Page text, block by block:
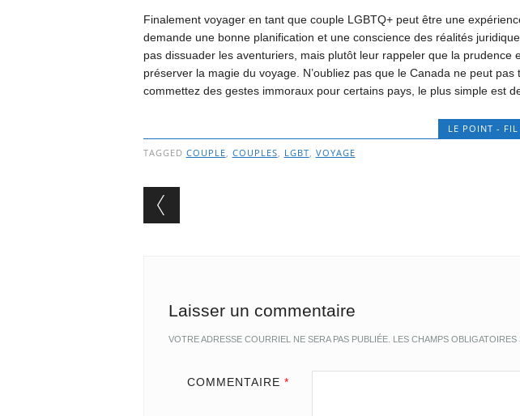
Finalement voyager en tant que couple LGBTQ+ peut être une
demande une bonne planification et une conscience des réalités
pas dissuader les aventuriers, mais plutôt leur rappeler que la prudence
préserver la magie du voyage. N’oubliez pas que le Canada ne peut
commettez des gestes immoraux pour certains pays, le plus simple est
LE POINT - FIL
TAGGED COUPLE, COUPLES, LGBT, VOYAGE
Post navigation
Laisser un commentaire
VOTRE ADRESSE COURRIEL NE SERA PAS PUBLIÉE. LES CHAMPS
COMMENTAIRE *